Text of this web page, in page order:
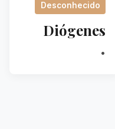
Desconhecido
Diógenes
•